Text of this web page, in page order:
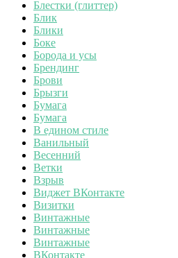
Блестки (глиттер)
Блик
Блики
Боке
Борода и усы
Брендинг
Брови
Брызги
Бумага
Бумага
В едином стиле
Ванильный
Весенний
Ветки
Взрыв
Виджет ВКонтакте
Визитки
Винтажные
Винтажные
Винтажные
ВКонтакте